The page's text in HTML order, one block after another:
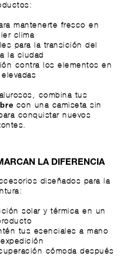
mantenerte fresco en
clima
para la transición del
la ciudad
contra los elementos en
combina tus
con una camiseta sin
conquistar nuevos
LA DIFERENCIA
diseñados para la
solar y térmica en un
tus esenciales a mano
cómoda después